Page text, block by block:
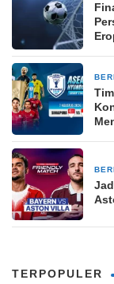
TERPOPULER